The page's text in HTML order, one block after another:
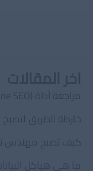
مراجعة أداة AIOSEO (All in One SEO) لووردبريس
خارطة الطريق لتصبح
كيف تصبح مهندس
ما هي هياكل